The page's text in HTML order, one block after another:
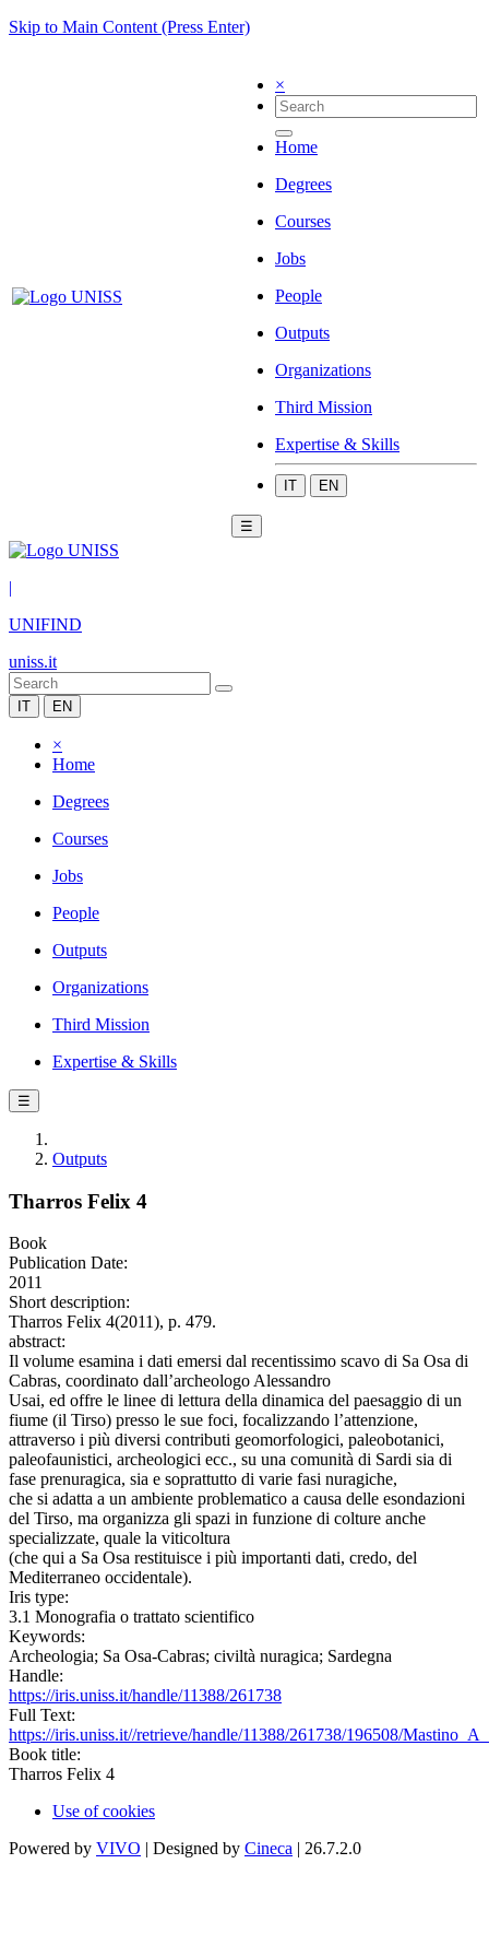
Skip to Main Content (Press Enter)
×
Home
Degrees
Courses
Jobs
People
Outputs
Organizations
Third Mission
Expertise & Skills
IT EN
☰
|
UNIFIND
uniss.it
IT EN
×
Home
Degrees
Courses
Jobs
People
Outputs
Organizations
Third Mission
Expertise & Skills
☰
Outputs
Tharros Felix 4
Book
Publication Date:
2011
Short description:
Tharros Felix 4(2011), p. 479.
abstract:
Il volume esamina i dati emersi dal recentissimo scavo di Sa Osa di
Cabras, coordinato dall’archeologo Alessandro
Usai, ed offre le linee di lettura della dinamica del paesaggio di un
fiume (il Tirso) presso le sue foci, focalizzando l’attenzione,
attraverso i più diversi contributi geomorfologici, paleobotanici,
paleofaunistici, archeologici ecc., su una comunità di Sardi sia di
fase prenuragica, sia e soprattutto di varie fasi nuragiche,
che si adatta a un ambiente problematico a causa delle esondazioni
del Tirso, ma organizza gli spazi in funzione di colture anche
specializzate, quale la viticoltura
(che qui a Sa Osa restituisce i più importanti dati, credo, del
Mediterraneo occidentale).
Iris type:
3.1 Monografia o trattato scientifico
Keywords:
Archeologia; Sa Osa-Cabras; civiltà nuragica; Sardegna
Handle:
https://iris.uniss.it/handle/11388/261738
Full Text:
https://iris.uniss.it//retrieve/handle/11388/261738/196508/
Book title:
Tharros Felix 4
Use of cookies
Powered by VIVO | Designed by Cineca | 26.7.2.0